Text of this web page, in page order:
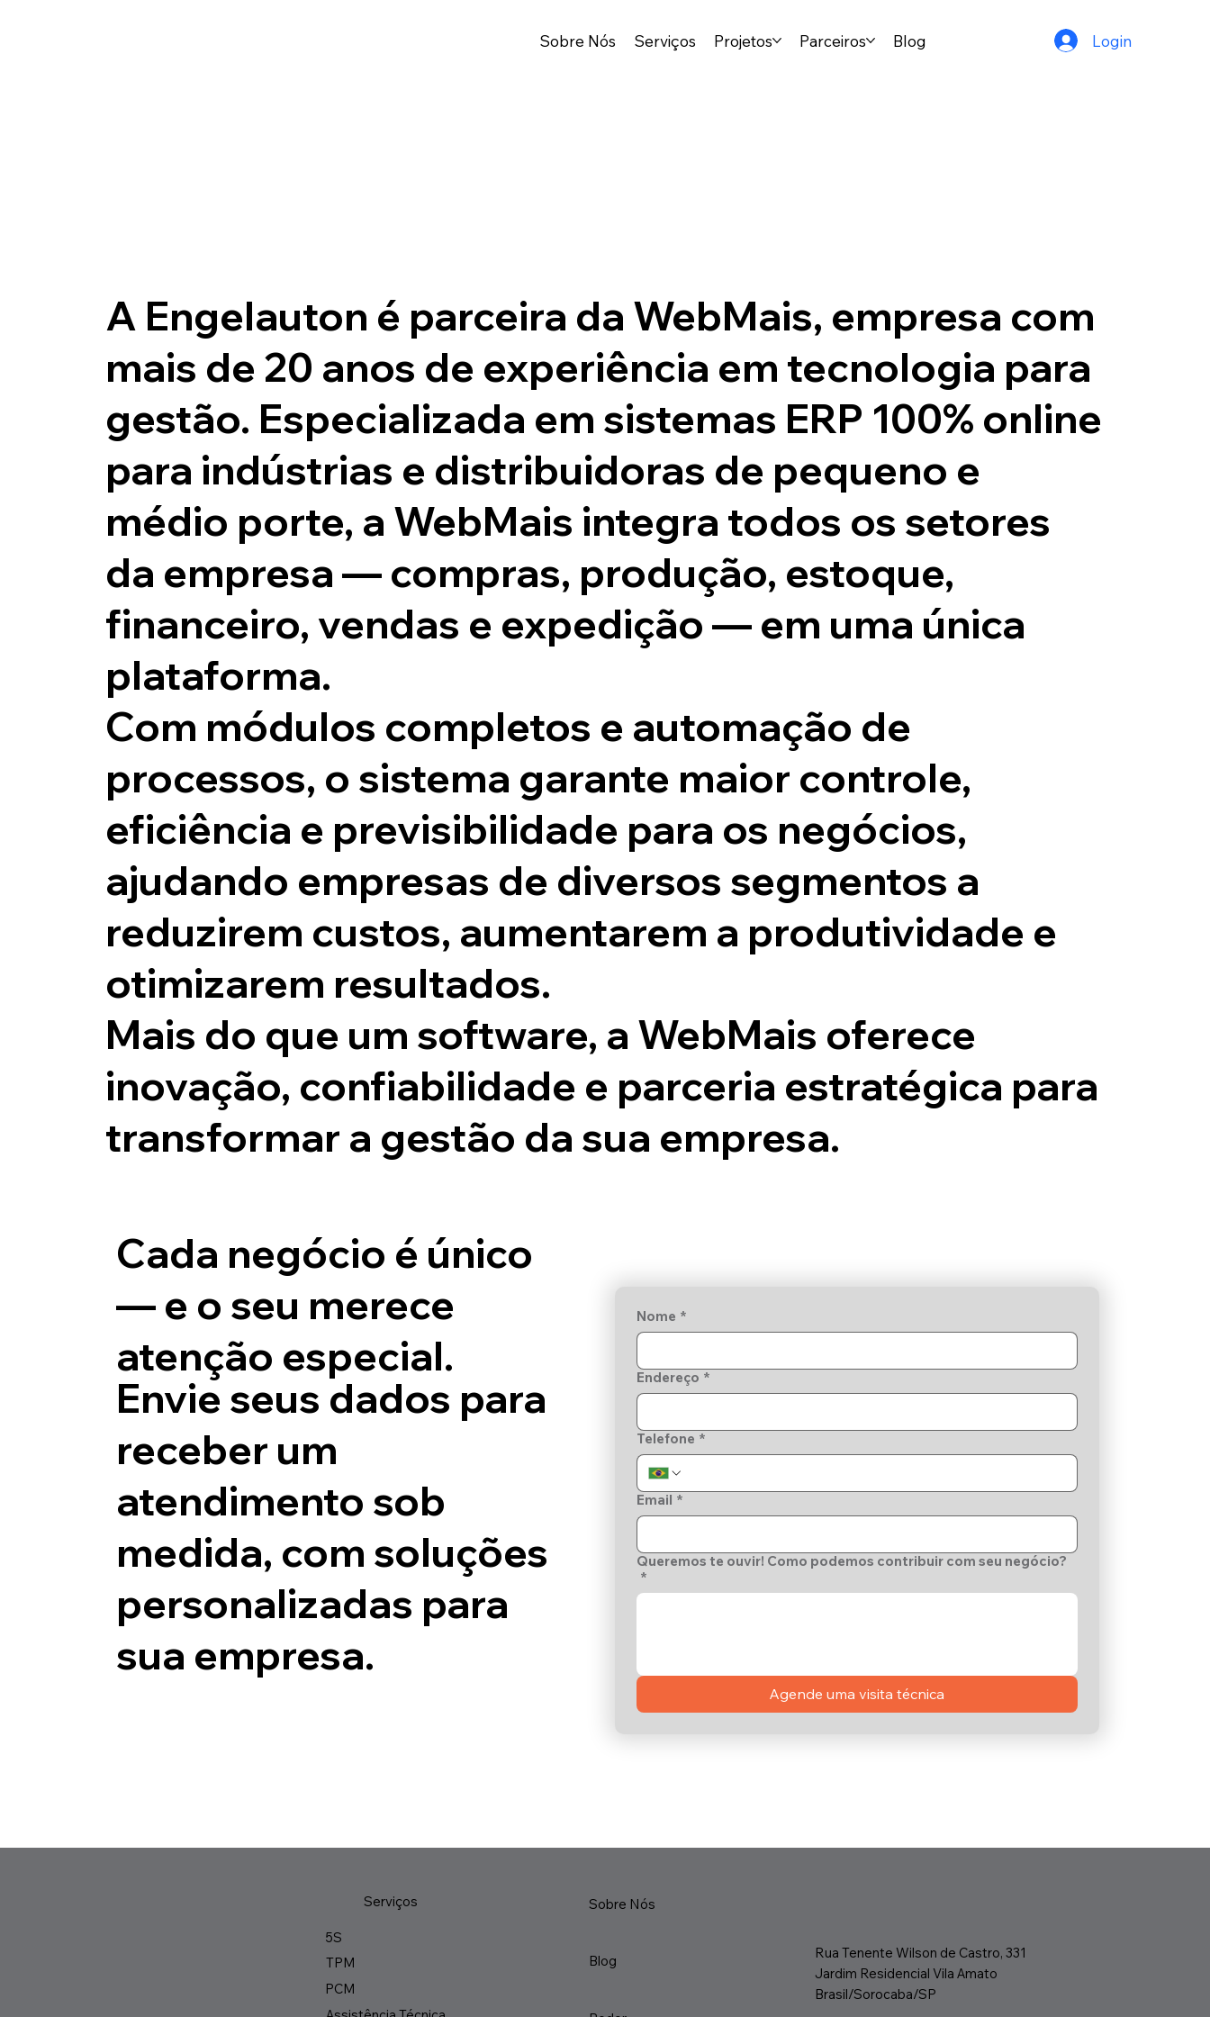
Sobre Nós Serviços Projetos Parceiros Blog Login
A Engelauton é parceira da WebMais, empresa com
mais de 20 anos de experiência em tecnologia para
gestão. Especializada em sistemas ERP 100% online
para indústrias e distribuidoras de pequeno e
médio porte, a WebMais integra todos os setores
da empresa — compras, produção, estoque,
financeiro, vendas e expedição — em uma única
plataforma.
Com módulos completos e automação de
processos, o sistema garante maior controle,
eficiência e previsibilidade para os negócios,
ajudando empresas de diversos segmentos a
reduzirem custos, aumentarem a produtividade e
otimizarem resultados.
Mais do que um software, a WebMais oferece
inovação, confiabilidade e parceria estratégica para
transformar a gestão da sua empresa.
Nome *
Endereço *
Telefone *
Email *
Queremos te ouvir! Como podemos contribuir com seu negócio?
*
Agende uma visita técnica
Cada negócio é único
— e o seu merece
atenção especial.
Envie seus dados para
receber um
atendimento sob
medida, com soluções
personalizadas para
sua empresa.
Serviços
5S
TPM
PCM
Sobre Nós
Blog
Rua Tenente Wilson de Castro, 331
Jardim Residencial Vila Amato
Brasil/Sorocaba/SP